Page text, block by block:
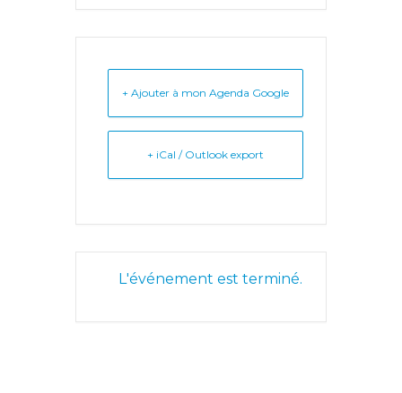
+ Ajouter à mon Agenda Google
+ iCal / Outlook export
L'événement est terminé.